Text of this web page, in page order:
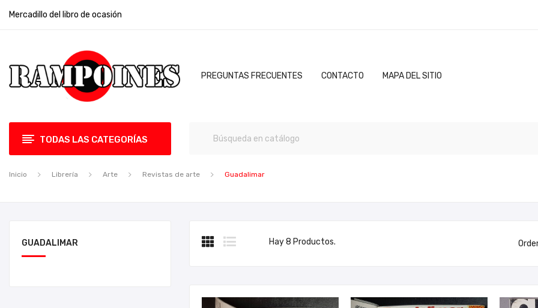
Mercadillo del libro de ocasión
PREGUNTAS FRECUENTES CONTACTO MAPA DEL SITIO
TODAS LAS CATEGORÍAS
Inicio Librería Arte Revistas de arte Guadalimar
GUADALIMAR Hay 8 Productos.